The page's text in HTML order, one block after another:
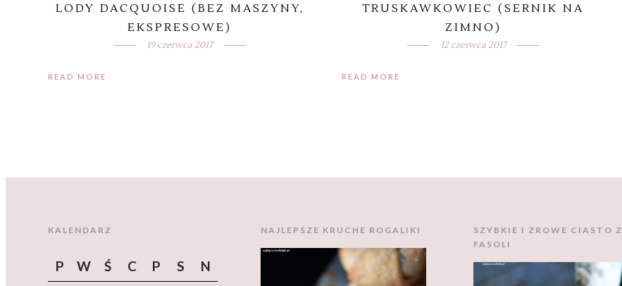
LODY DACQUOISE (BEZ MASZYNY,
EKSPRESOWE)
19 czerwca 2017
READ MORE
TRUSKAWKOWIEC (SERNIK NA
ZIMNO)
12 czerwca 2017
READ MORE
KALENDARZ
P W Ś C P S
N
NAJLEPSZE KRUCHE ROGALIKI
SZYBKIE I ZROWE CIASTO Z
FASOLI